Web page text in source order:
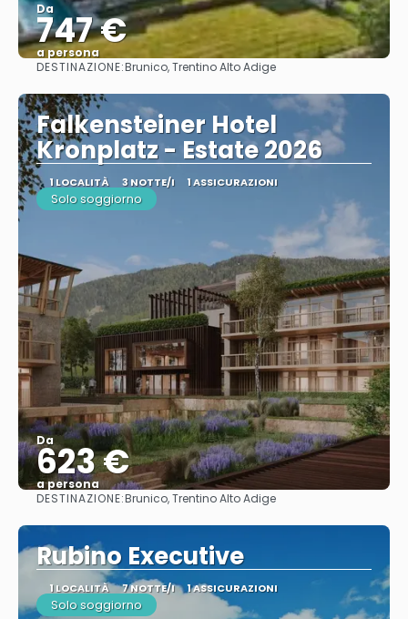
Da
747 €
a persona
Vedere
DESTINAZIONE:Brunico, Trentino Alto Adige
Falkensteiner Hotel
Kronplatz - Estate 2026
1 LOCALITÀ 3 NOTTE/I 1 ASSICURAZIONI
Solo soggiorno
Da
623 €
a persona
Vedere
DESTINAZIONE:Brunico, Trentino Alto Adige
Rubino Executive
1 LOCALITÀ 7 NOTTE/I 1 ASSICURAZIONI
Solo soggiorno